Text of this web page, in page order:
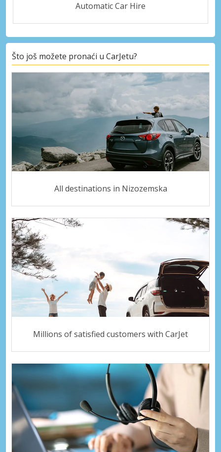
Automatic Car Hire
Što još možete pronaći u CarJetu?
All destinations in Nizozemska
Millions of satisfied customers with CarJet